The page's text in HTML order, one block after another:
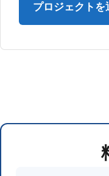
プロジェクトを